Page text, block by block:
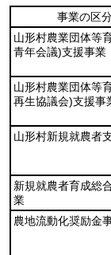
事業の区
山形村農業団体等
青年会議)支援事業
山形村農業団体等
再生協議会)支援事
山形村新規就農者
新規就農者育成総
業
農地流動化奨励金